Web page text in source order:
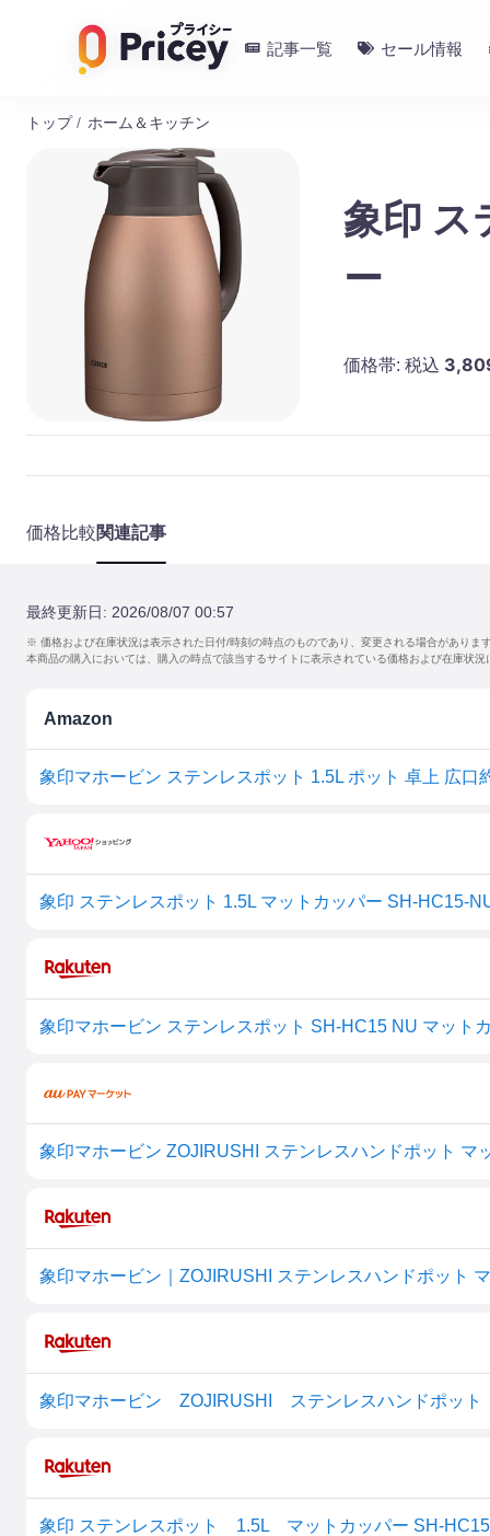
記事一覧 セール情報
トップ / ホーム＆キッチン
象印 ス
ー
価格帯: 税込
価格比較関連記事
最終更新日: 2026/08/07 00:57
※ 価格および在庫状況は表示された日付/時刻の時点のものであり、変更される場合がありま
本商品の購入においては、購入の時点で該当するサイトに表示されている価格および在庫状
Amazon
象印 ステンレスポット 1.5L マットカッパー SH-HC15-
象印マホービン ステンレスポット SH-HC15 NU マット
象印マホービン ZOJIRUSHI ステンレスハンドポット マ
象印マホービン｜ZOJIRUSHI ステンレスハンドポット
象印マホービン ZOJIRUSHI ステンレスハンドポッ
象印 ステンレスポット 1.5L マットカッパー SH-